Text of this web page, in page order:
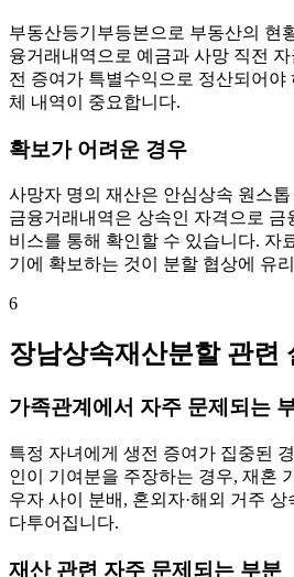
부동산등기부등본으로 부동산의 현
융거래내역으로 예금과 사망 직전
전 증여가 특별수익으로 정산되어야
체 내역이 중요합니다.
확보가 어려운 경우
사망자 명의 재산은 안심상속 원스
금융거래내역은 상속인 자격으로 금
비스를 통해 확인할 수 있습니다. 자
기에 확보하는 것이 분할 협상에 유
6
장남상속재산분할 관련
가족관계에서 자주 문제되는
특정 자녀에게 생전 증여가 집중된
인이 기여분을 주장하는 경우, 재혼
우자 사이 분배, 혼외자·해외 거주
다투어집니다.
재산 관련 자주 문제되는 부분